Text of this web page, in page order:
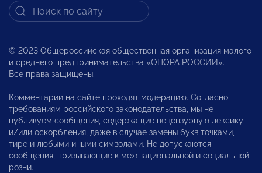
© 2023 Общероссийская общественная организация малого
и среднего предпринимательства «ОПОРА РОССИИ».
Все права защищены.
Комментарии на сайте проходят модерацию. Согласно
требованиям российского законодательства, мы не
публикуем сообщения, содержащие нецензурную лексику
и/или оскорбления, даже в случае замены букв точками,
тире и любыми иными символами. Не допускаются
сообщения, призывающие к межнациональной и социальной
розни.